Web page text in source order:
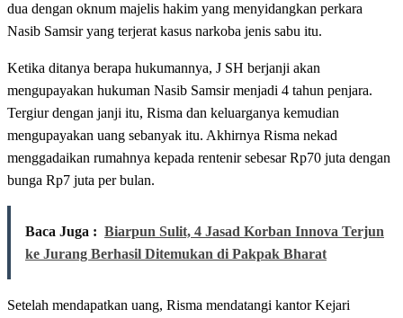
dua dengan oknum majelis hakim yang menyidangkan perkara
Nasib Samsir yang terjerat kasus narkoba jenis sabu itu.
Ketika ditanya berapa hukumannya, J SH berjanji akan
mengupayakan hukuman Nasib Samsir menjadi 4 tahun penjara.
Tergiur dengan janji itu, Risma dan keluarganya kemudian
mengupayakan uang sebanyak itu. Akhirnya Risma nekad
menggadaikan rumahnya kepada rentenir sebesar Rp70 juta dengan
bunga Rp7 juta per bulan.
Baca Juga : Biarpun Sulit, 4 Jasad Korban Innova Terjun
ke Jurang Berhasil Ditemukan di Pakpak Bharat
Setelah mendapatkan uang, Risma mendatangi kantor Kejari